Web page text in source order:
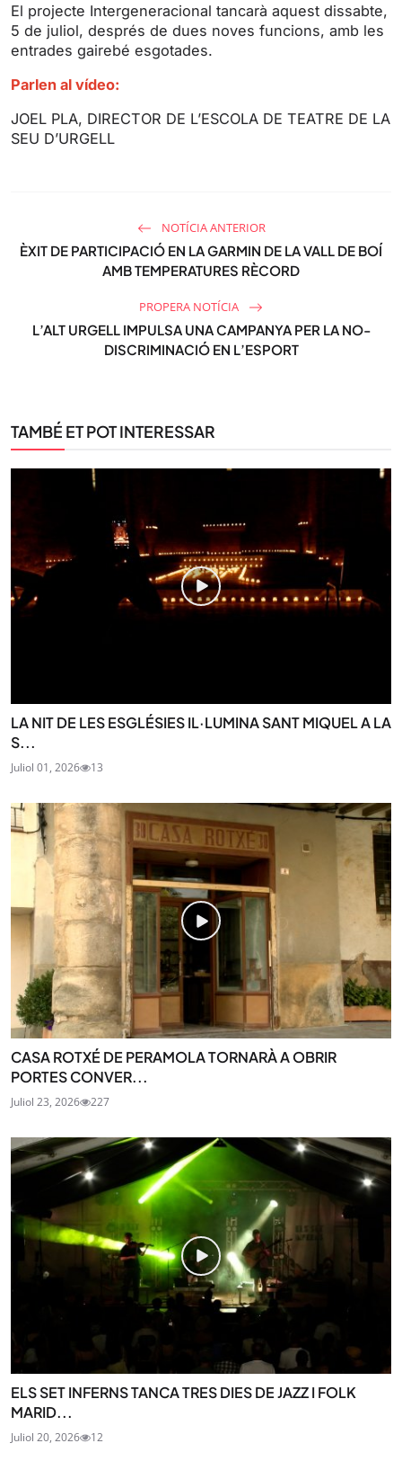
e
El projecte Intergeneracional tancarà aquest dissabte,
5 de juliol, després de dues noves funcions, amb les
entrades gairebé esgotades.
Parlen al vídeo:
JOEL PLA, DIRECTOR DE L’ESCOLA DE TEATRE DE LA
SEU D’URGELL
NOTÍCIA ANTERIOR
ÈXIT DE PARTICIPACIÓ EN LA GARMIN DE LA VALL DE BOÍ
AMB TEMPERATURES RÈCORD
PROPERA NOTÍCIA
L’ALT URGELL IMPULSA UNA CAMPANYA PER LA NO-
DISCRIMINACIÓ EN L’ESPORT
TAMBÉ ET POT INTERESSAR
LA NIT DE LES ESGLÉSIES IL·LUMINA SANT MIQUEL A LA
S...
Juliol 01, 2026 13
CASA ROTXÉ DE PERAMOLA TORNARÀ A OBRIR
PORTES CONVER...
Juliol 23, 2026 227
ELS SET INFERNS TANCA TRES DIES DE JAZZ I FOLK
MARID...
Juliol 20, 2026 12